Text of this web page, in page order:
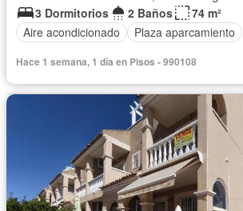
3 Dormitorios
2 Baños
74 m²
Aire acondicionado
Plaza aparcamiento
Hace 1 semana, 1 día en Pisos - 990108